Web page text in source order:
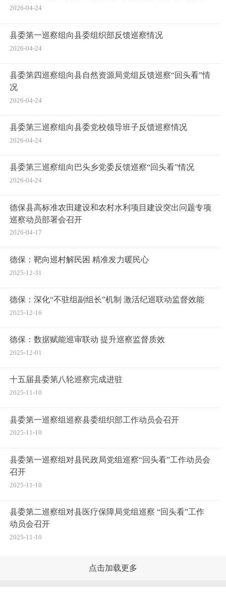
2026-04-24
县委第一巡察组向县委组织部反馈巡察情况
2026-04-24
县委第四巡察组向县自然资源局党组反馈巡察“回头看”情
况
2026-04-24
县委第三巡察组向县委党校领导班子反馈巡察情况
2026-04-24
县委第三巡察组向巴头乡党委反馈巡察“回头看”情况
2026-04-24
德保县高标准农田建设和农村水利项目建设突出问题专项
巡察动员部署会召开
2026-04-17
德保：靶向巡村解民困 精准发力暖民心
2025-12-31
德保：深化“不驻组副组长”机制 激活纪巡联动监督效能
2025-12-16
德保：数据赋能巡审联动 提升巡察监督质效
2025-12-01
十五届县委第八轮巡察完成进驻
2025-11-10
县委第一巡察组巡察县委组织部工作动员会召开
2025-11-10
县委第一巡察组对县民政局党组巡察“回头看”工作动员会
召开
2025-11-10
县委第二巡察组对县医疗保障局党组巡察 “回头看”工作
动员会召开
2025-11-10
点击加载更多